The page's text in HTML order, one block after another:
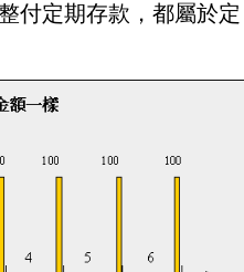
付定期存款，都屬於定